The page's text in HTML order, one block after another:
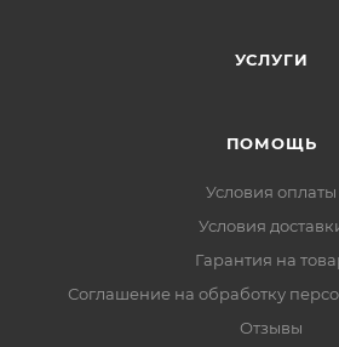
УСЛУГИ
ПОМОЩЬ
Условия оплаты
Условия
Гарантия на
Соглашение на обработку
Отзывы